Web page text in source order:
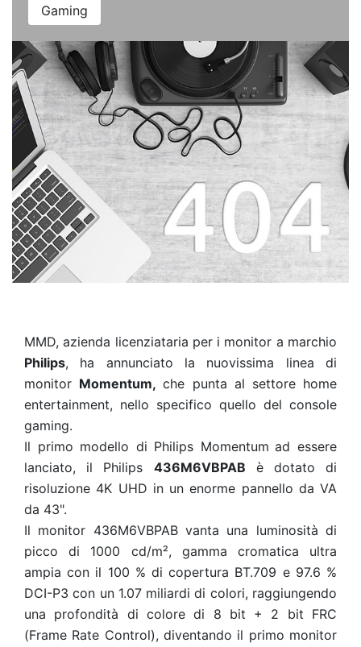
Gaming
MMD, azienda licenziataria per i monitor a marchio
Philips, ha annunciato la nuovissima linea di
monitor Momentum,che punta al settore home
entertainment, nello specifico quello del console
gaming.
Il primo modello di Philips Momentum ad essere
lanciato, il Philips 436M6VBPAB è dotato di
risoluzione 4K UHD in un enorme pannello da VA
da 43".
Il monitor 436M6VBPAB vanta una luminosità di
picco di 1000 cd/m², gamma cromatica ultra
ampia con il 100 % di copertura BT.709 e 97.6 %
DCI-P3 con un 1.07 miliardi di colori, raggiungendo
una profondità di colore di 8 bit + 2 bit FRC
(Frame Rate Control), diventando il primo monitor